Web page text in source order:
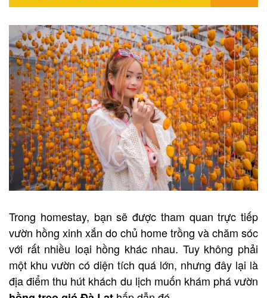
Trong homestay, bạn sẽ được tham quan trực tiếp
vườn hồng xinh xắn do chủ home trồng và chăm sóc
với rất nhiều loại hồng khác nhau. Tuy không phải
một khu vườn có diện tích quá lớn, nhưng đây lại là
địa điểm thu hút khách du lịch muốn khám phá vườn